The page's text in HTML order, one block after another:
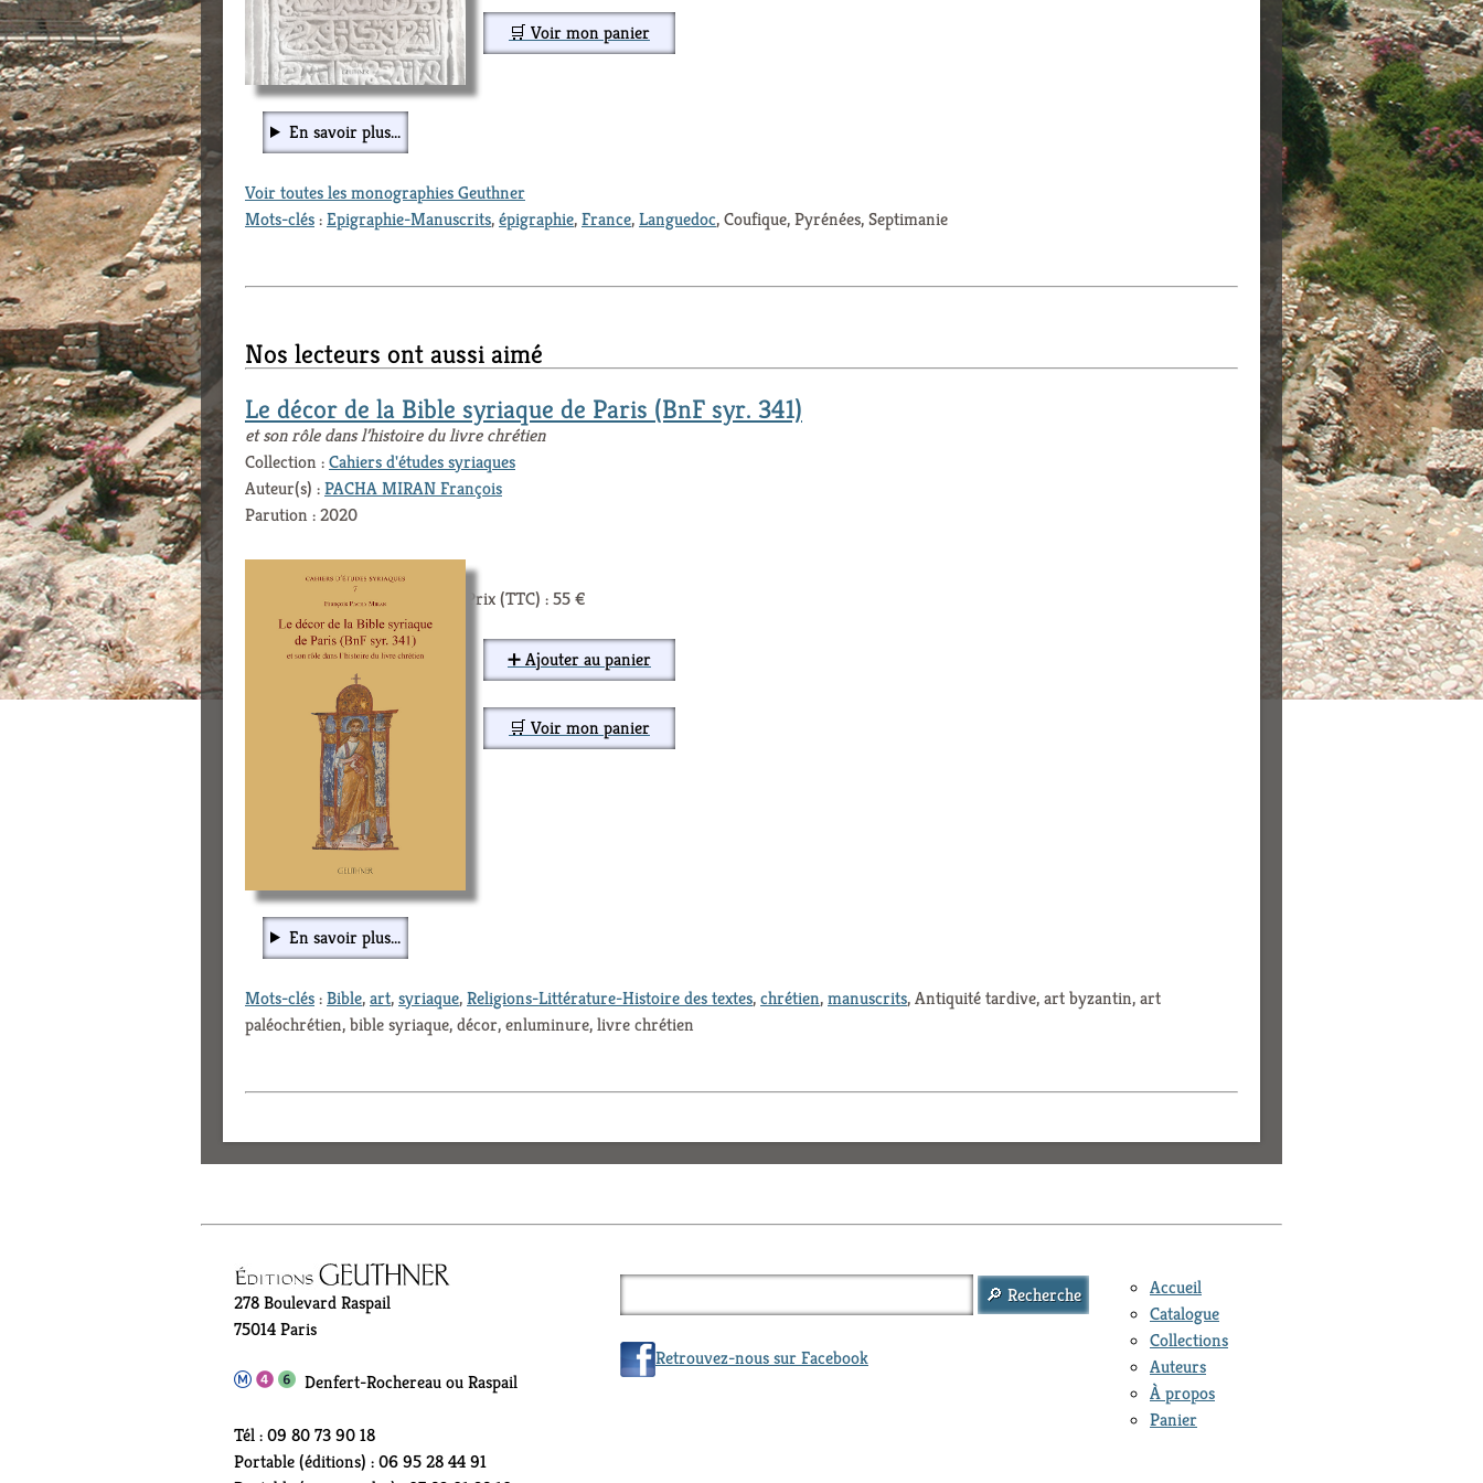
🛒 Voir mon panier
En savoir plus...
Voir toutes les monographies Geuthner
Mots-clés:Epigraphie-Manuscrits,épigraphie,France,Languedoc, Coufique, Pyrénées, Septimanie
Nos lecteurs ont aussi aimé
Le décor de la Bible syriaque de Paris (BnF syr. 341)
et son rôle dans l’histoire du livre chrétien
Collection :Cahiers d'études syriaques
Auteur(s) :PACHA MIRAN François
Parution : 2020
Prix (TTC) : 55 €
➕ Ajouter au panier
🛒 Voir mon panier
En savoir plus...
Mots-clés:Bible,art,syriaque,Religions-Littérature-Histoire des textes,chrétien,manuscrits, Antiquité tardive, art byzantin, art
paléochrétien, bible syriaque, décor, enluminure, livre chrétien
278 Boulevard Raspail
75014 Paris
Denfert-Rochereau ou Raspail
Tél : 09 80 73 90 18
Portable (éditions) : 06 95 28 44 91
Accueil
Catalogue
Collections
Auteurs
À propos
Panier
Retrouvez-nous sur Facebook